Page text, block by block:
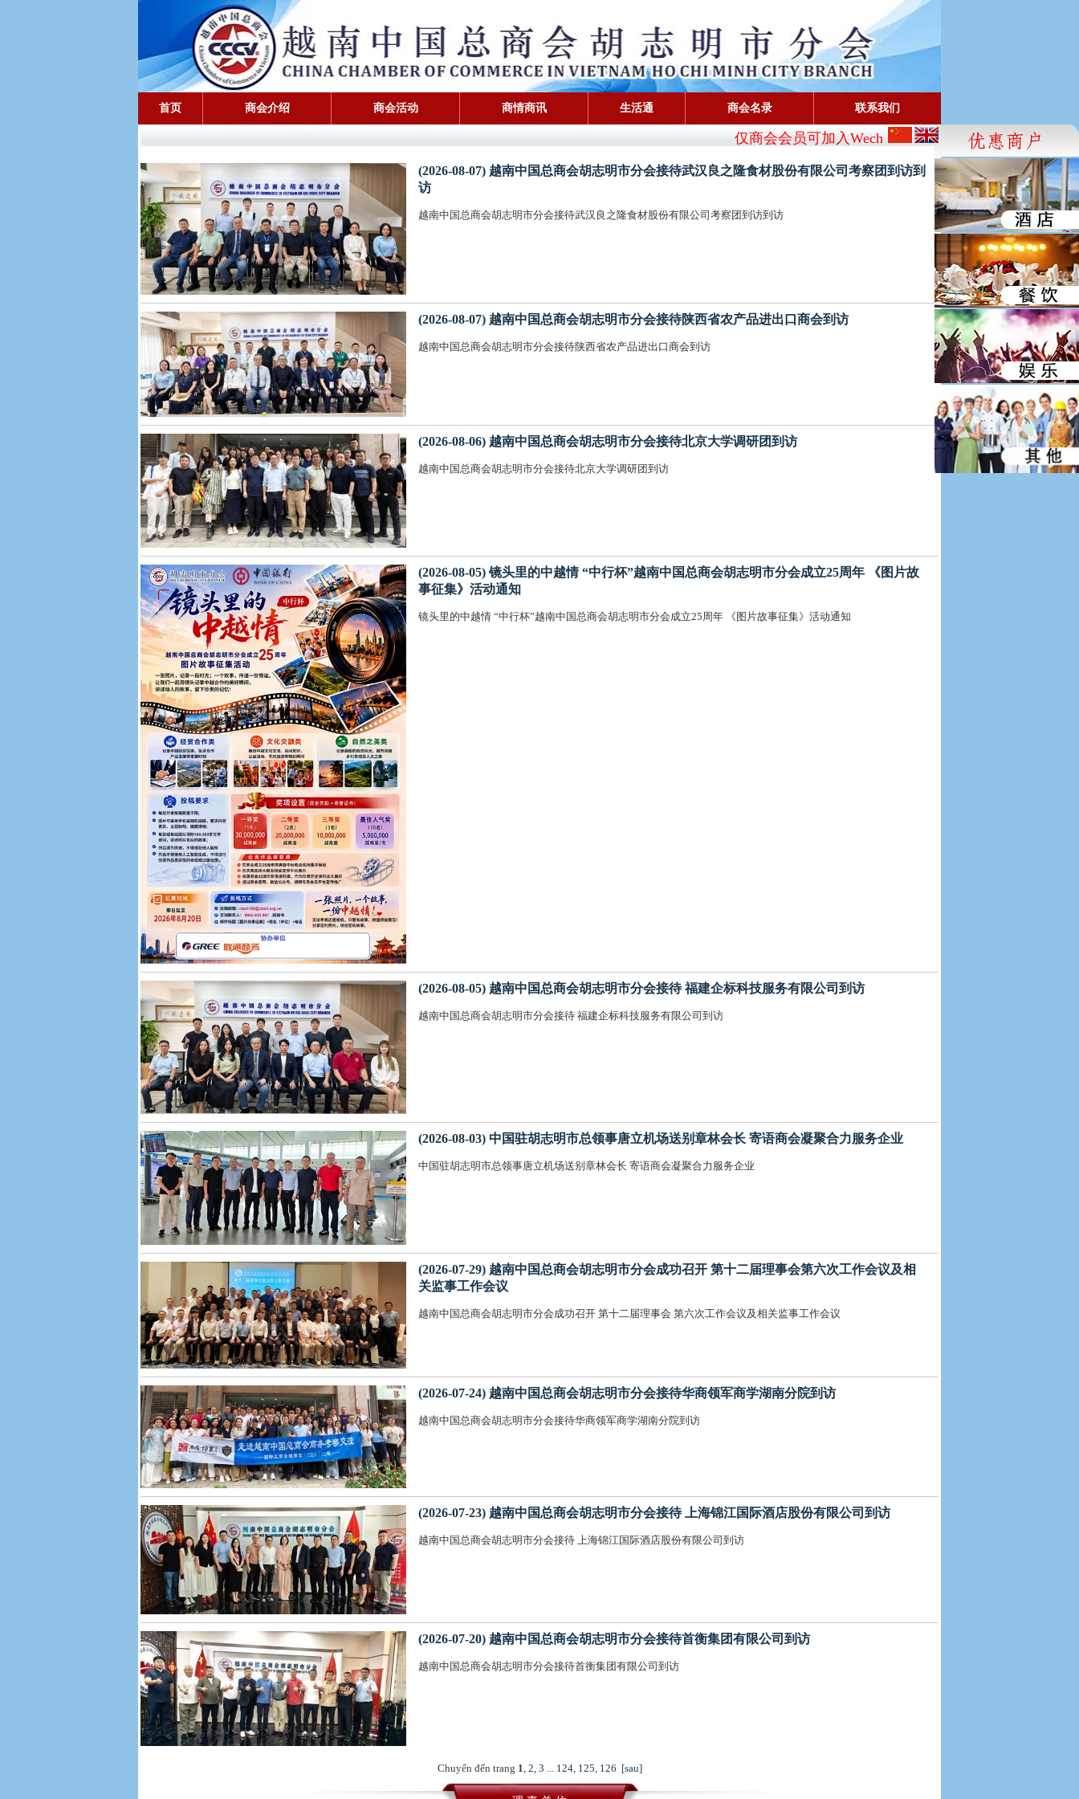
首页 商会介绍 商会活动 商情商讯 生活通 商会名录 联系我们
仅商会会员可加入Wechat: CBA_SG - FaceBook:
(2026-08-07) 越南中国总商会胡志明市分会接待武汉良之隆食材股份有限公司考察团到访到
访
越南中国总商会胡志明市分会接待武汉良之隆食材股份有限公司考察团到访到访
(2026-08-07) 越南中国总商会胡志明市分会接待陕西省农产品进出口商会到访
越南中国总商会胡志明市分会接待陕西省农产品进出口商会到访
(2026-08-06) 越南中国总商会胡志明市分会接待北京大学调研团到访
越南中国总商会胡志明市分会接待北京大学调研团到访
(2026-08-05) 镜头里的中越情 “中行杯”越南中国总商会胡志明市分会成立25周年 《图片故
事征集》活动通知
镜头里的中越情 “中行杯”越南中国总商会胡志明市分会成立25周年 《图片故事征集》活动通知
(2026-08-05) 越南中国总商会胡志明市分会接待 福建企标科技服务有限公司到访
越南中国总商会胡志明市分会接待 福建企标科技服务有限公司到访
(2026-08-03) 中国驻胡志明市总领事唐立机场送别章林会长 寄语商会凝聚合力服务企业
中国驻胡志明市总领事唐立机场送别章林会长 寄语商会凝聚合力服务企业
(2026-07-29) 越南中国总商会胡志明市分会成功召开 第十二届理事会第六次工作会议及相
关监事工作会议
越南中国总商会胡志明市分会成功召开 第十二届理事会 第六次工作会议及相关监事工作会议
(2026-07-24) 越南中国总商会胡志明市分会接待华商领军商学湖南分院到访
越南中国总商会胡志明市分会接待华商领军商学湖南分院到访
(2026-07-23) 越南中国总商会胡志明市分会接待 上海锦江国际酒店股份有限公司到访
越南中国总商会胡志明市分会接待 上海锦江国际酒店股份有限公司到访
(2026-07-20) 越南中国总商会胡志明市分会接待首衡集团有限公司到访
越南中国总商会胡志明市分会接待首衡集团有限公司到访
Chuyển đến trang 1 2 3 124, 125 126 [sau]